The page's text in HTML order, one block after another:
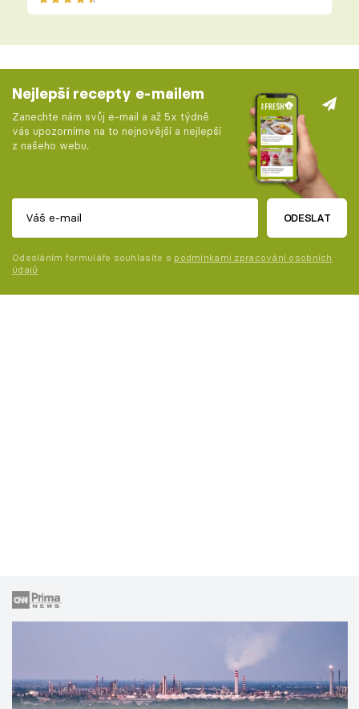
Nejlepší recepty e-mailem
Zanechte nám svůj e-mail a až 5x týdně
vás upozorníme na to nejnovější a nejlepší
z našeho webu.
ODESLAT
Odesláním formuláře souhlasíte s podmínkami zpracování osobních
údajů